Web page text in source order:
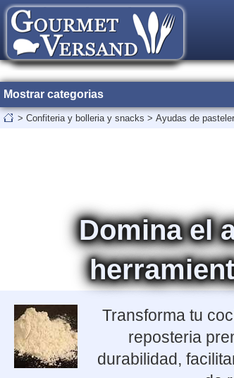
Mostrar categorias
> Confiteria y bolleria y snacks > Ayudas de
Domina el
Transforma tu
reposteria
durabilidad,